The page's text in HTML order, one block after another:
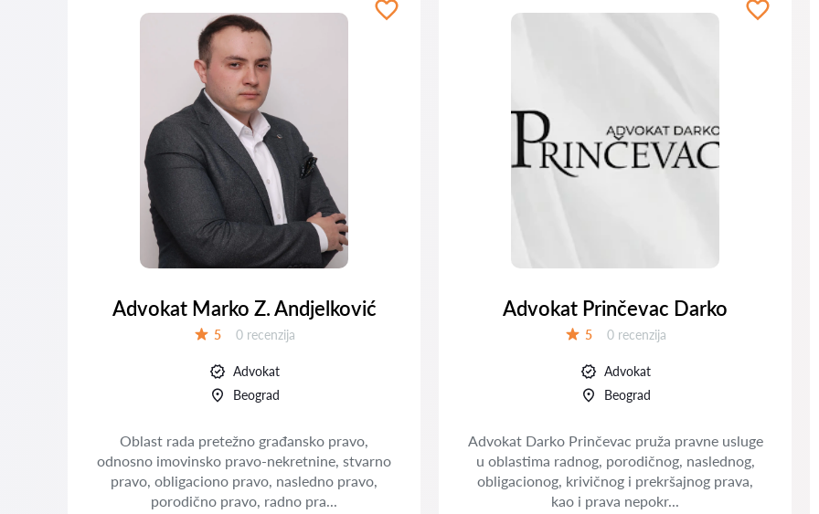
Advokat Marko Z. Andjelković
5 Recenzija:
0 recenzija
Advokat
Beograd
Oblast rada pretežno građansko pravo,
odnosno imovinsko pravo-nekretnine, stvarno
pravo, obligaciono pravo, nasledno pravo,
porodično pravo, radno pra...
Advokat Prinčevac Darko
5 Recenzija:
0 recenzija
Advokat
Beograd
Advokat Darko Prinčevac pruža pravne usluge
u oblastima radnog, porodičnog, naslednog,
obligacionog, krivičnog i prekršajnog prava,
kao i prava nepokr...